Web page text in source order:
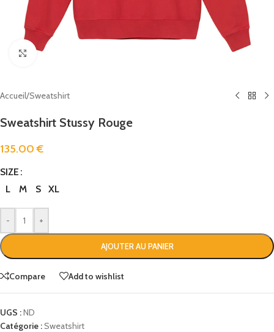
Click to enlarge
Accueil/Sweatshirt
Sweatshirt Stussy Rouge
135.00€
SIZE
L
M S XL
- +
AJOUTER AU PANIER
Compare Add to wishlist
UGS :ND
Catégorie :Sweatshirt